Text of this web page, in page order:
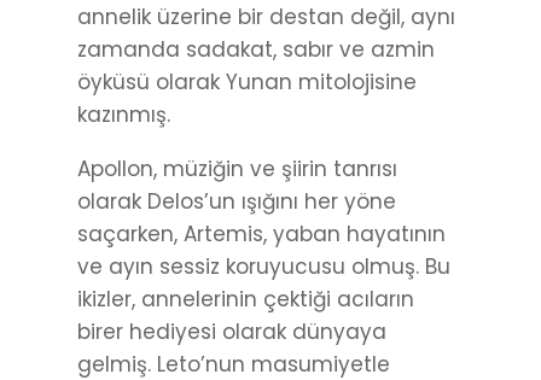
annelik üzerine bir destan değil, aynı
zamanda sadakat, sabır ve azmin
öyküsü olarak Yunan mitolojisine
kazınmış.
Apollon, müziğin ve şiirin tanrısı
olarak Delos’un ışığını her yöne
saçarken, Artemis, yaban hayatının
ve ayın sessiz koruyucusu olmuş. Bu
ikizler, annelerinin çektiği acıların
birer hediyesi olarak dünyaya
gelmiş. Leto’nun masumiyetle